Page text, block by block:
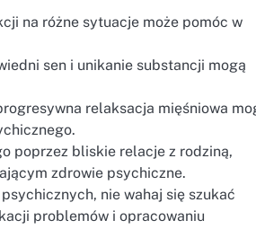
na różne sytuacje może pomóc w
sen i unikanie substancji mogą
relaksacja mięśniowa
poprzez bliskie relacje z rodziną,
zdrowie psychiczne.
nie wahaj się szukać
problemów i opracowaniu